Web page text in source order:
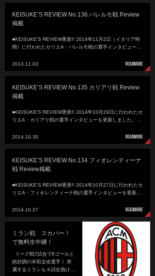
KEISUKE’S REVIEW No.136 パレルモ戦 Review
掲載
■KEISUKE'S REVIEW更新!! 2014年11月2日（イタリア時
間）に行われたセリエA・パレルモ戦の選手インタビュー…
2014.11.03
KEISUKE’S REVIEW No.135 カリアリ戦 Review
掲載
■KEISUKE'S REVIEW更新!! 2014年10月29日に行われたセ
リエA・カリアリ戦の選手インタビューを更新しました。…
2014.10.30
KEISUKE’S REVIEW No.134 フィオレンティーナ
戦 Review掲載
■KEISUKE'S REVIEW更新!! 2014年10月27日に行われたセ
リエA・フィオレンティーナ戦の選手インタビューを更新…
2014.10.27
ミラン戦 スカパー！
で無料生中継！
リーグ戦7試合で6ゴールと
絶好調の本田圭佑選手！ 所
属するミランも４試合負け…